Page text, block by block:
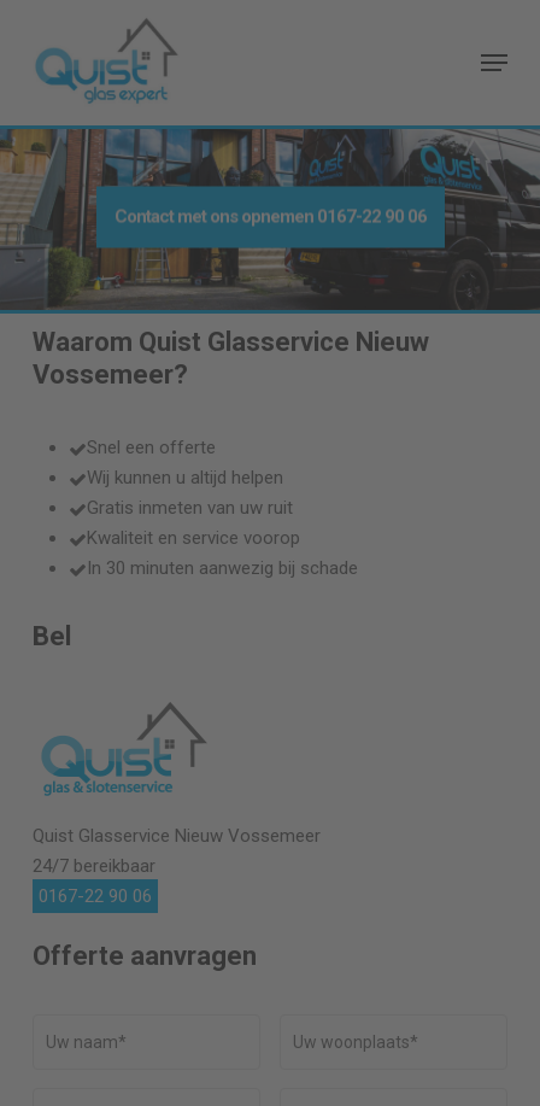
main
Menu
Contact met ons opnemen 0167-22 90 06
Waarom Quist Glasservice Nieuw
Vossemeer?
Snel een offerte
Wij kunnen u altijd helpen
Gratis inmeten van uw ruit
Kwaliteit en service voorop
In 30 minuten aanwezig bij schade
Bel
Quist Glasservice Nieuw Vossemeer
24/7 bereikbaar
0167-22 90 06
Offerte aanvragen